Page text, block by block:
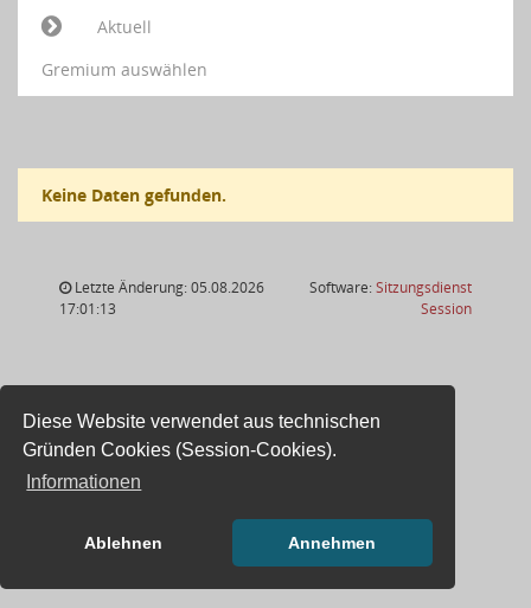
Diese Website verwendet aus technischen
Gründen Cookies (Session-Cookies).
Informationen
Ablehnen Annehmen
Aktuell
Gremium auswählen
Keine Daten gefunden.
Letzte Änderung: 05.08.2026
17:01:13
Software:Sitzungsdienst
Session(Wird in